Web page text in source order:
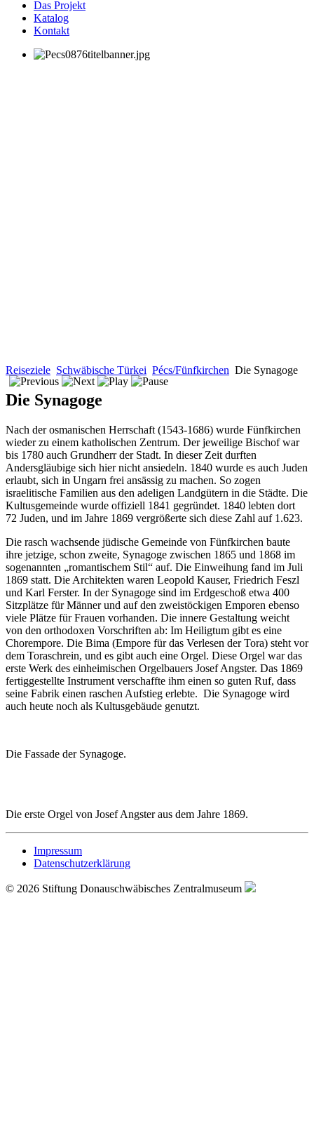
Das Projekt
Katalog
Kontakt
Reiseziele Schwäbische Türkei Pécs/Fünfkirchen Die Synagoge
Die Synagoge
Nach der osmanischen Herrschaft (1543-1686) wurde Fünfkirchen
wieder zu einem katholischen Zentrum. Der jeweilige Bischof war
bis 1780 auch Grundherr der Stadt. In dieser Zeit durften
Andersgläubige sich hier nicht ansiedeln. 1840 wurde es auch Juden
erlaubt, sich in Ungarn frei ansässig zu machen. So zogen
israelitische Familien aus den adeligen Landgütern in die Städte. Die
Kultusgemeinde wurde offiziell 1841 gegründet. 1840 lebten dort
72 Juden, und im Jahre 1869 vergrößerte sich diese Zahl auf 1.623.
Die rasch wachsende jüdische Gemeinde von Fünfkirchen baute
ihre jetzige, schon zweite, Synagoge zwischen 1865 und 1868 im
sogenannten „romantischem Stil“ auf. Die Einweihung fand im Juli
1869 statt. Die Architekten waren Leopold Kauser, Friedrich Feszl
und Karl Ferster. In der Synagoge sind im Erdgeschoß etwa 400
Sitzplätze für Männer und auf den zweistöckigen Emporen ebenso
viele Plätze für Frauen vorhanden. Die innere Gestaltung weicht
von den orthodoxen Vorschriften ab: Im Heiligtum gibt es eine
Chorempore. Die Bima (Empore für das Verlesen der Tora) steht vor
dem Toraschrein, und es gibt auch eine Orgel. Diese Orgel war das
erste Werk des einheimischen Orgelbauers Josef Angster. Das 1869
fertiggestellte Instrument verschaffte ihm einen so guten Ruf, dass
seine Fabrik einen raschen Aufstieg erlebte. Die Synagoge wird
auch heute noch als Kultusgebäude genutzt.
Die Fassade der Synagoge.
Die erste Orgel von Josef Angster aus dem Jahre 1869.
Impressum
Datenschutzerklärung
© 2026 Stiftung Donauschwäbisches Zentralmuseum